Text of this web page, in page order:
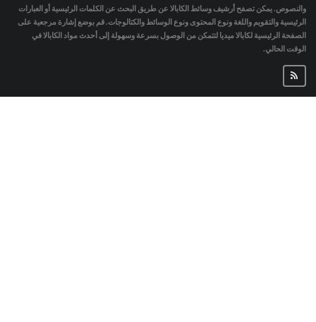
والنصوص. يمكن تصفح أرشيف وسائط الكابالا عن طريق البحث عن الكلمات الرئيسية أو العبارات
الرئيسية والتقويم واللغة ونوع المحتوى ونوع الوسائط والكتالوجات. قم بوضع إشارة مرجعية على
الصفحة الرئيسية لكابالا ميديا لتتمكن من الوصول بسرعة وسهولة إلى أحدث مواد الكابالا في
الوقت الحالي.